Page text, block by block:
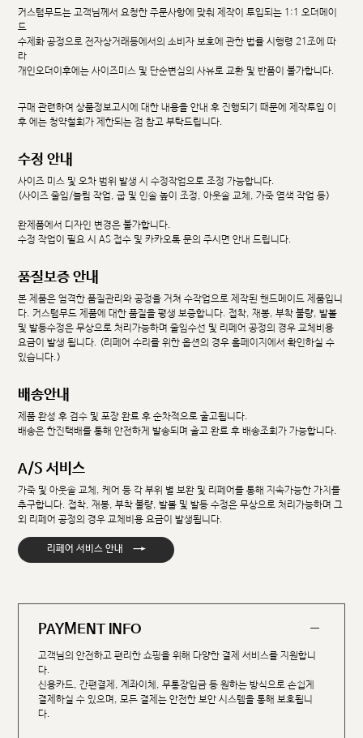
커스텀무드는 고객님께서 요청한 주문사항에 맞춰 제작이 투입되는 1:1 오더메이
드
수제화 공정으로 전자상거래등에서의 소비자 보호에 관한 법률 시행령 21조에 따
라
개인오더이후에는 사이즈미스 및 단순변심의 사유로 교환 및 반품이 불가합니다.
구매 관련하여 상품정보고시에 대한 내용을 안내 후 진행되기 때문에 제작투입 이
후 에는 청약철회가 제한되는 점 참고 부탁드립니다.
수정 안내
사이즈 미스 및 오차 범위 발생 시 수정작업으로 조정 가능합니다.
(사이즈 줄임/늘림 작업, 굽 및 인솔 높이 조정, 아웃솔 교체, 가죽 염색 작업 등)
완제품에서 디자인 변경은 불가합니다.
수정 작업이 필요 시 AS 접수 및 카카오톡 문의 주시면 안내 드립니다.
품질보증 안내
본 제품은 엄격한 품질관리와 공정을 거쳐 수작업으로 제작된 핸드메이드 제품입니
다. 커스텀무드 제품에 대한 품질을 평생 보증합니다. 접착, 재봉, 부착 불량, 발볼
및 발등수정은 무상으로 처리가능하며 줄임수선 및 리페어 공정의 경우 교체비용
요금이 발생 됩니다. (리페어 수리를 위한 옵션의 경우 홈페이지에서 확인하실 수
있습니다.)
배송안내
제품 완성 후 검수 및 포장 완료 후 순차적으로 출고됩니다.
배송은 한진택배를 통해 안전하게 발송되며 출고 완료 후 배송조회가 가능합니다.
A/S 서비스
가죽 및 아웃솔 교체, 케어 등 각 부위 별 보완 및 리페어를 통해 지속가능한 가치를
추구합니다. 접착, 재봉, 부착 불량, 발볼 및 발등 수정은 무상으로 처리가능하며 그
외 리페어 공정의 경우 교체비용 요금이 발생됩니다.
리페어 서비스 안내 →
PAYMENT INFO
고객님의 안전하고 편리한 쇼핑을 위해 다양한 결제 서비스를 지원합니
다.
신용카드, 간편결제, 계좌이체, 무통장입금 등 원하는 방식으로 손쉽게
결제하실 수 있으며, 모든 결제는 안전한 보안 시스템을 통해 보호됩니
다.